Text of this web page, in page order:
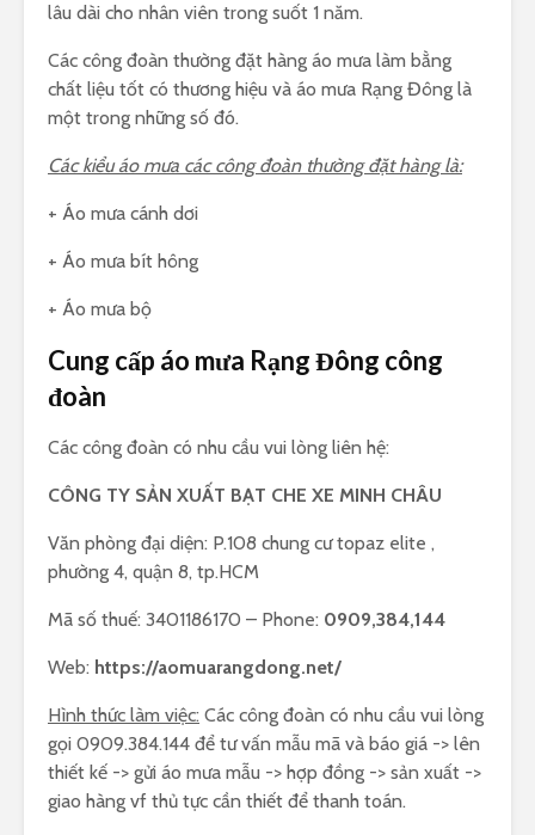
lâu dài cho nhân viên trong suốt 1 năm.
Các công đoàn thường đặt hàng áo mưa làm bằng
chất liệu tốt có thương hiệu và áo mưa Rạng Đông là
một trong những số đó.
Các kiểu áo mưa các công đoàn thường đặt hàng là:
+ Áo mưa cánh dơi
+ Áo mưa bít hông
+ Áo mưa bộ
Cung cấp áo mưa Rạng Đông công
đoàn
Các công đoàn có nhu cầu vui lòng liên hệ:
CÔNG TY SẢN XUẤT BẠT CHE XE MINH CHÂU
Văn phòng đại diện: P.108 chung cư topaz elite ,
phường 4, quận 8, tp.HCM
Mã số thuế: 3401186170 – Phone: 0909,384,144
Web: https://aomuarangdong.net/
Hình thức làm việc: Các công đoàn có nhu cầu vui lòng
gọi 0909.384.144 để tư vấn mẫu mã và báo giá -> lên
thiết kế -> gửi áo mưa mẫu -> hợp đồng -> sản xuất ->
giao hàng vf thủ tực cần thiết để thanh toán.